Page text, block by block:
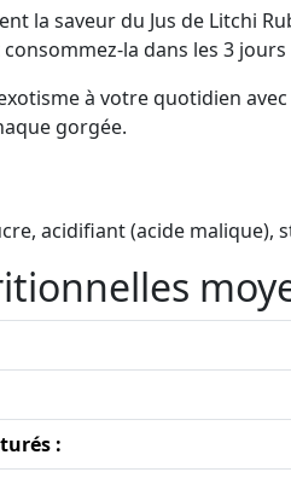
la saveur du Jus de Litchi
la dans les 3
à votre quotidien
gorgée.
acidifiant (acide
: